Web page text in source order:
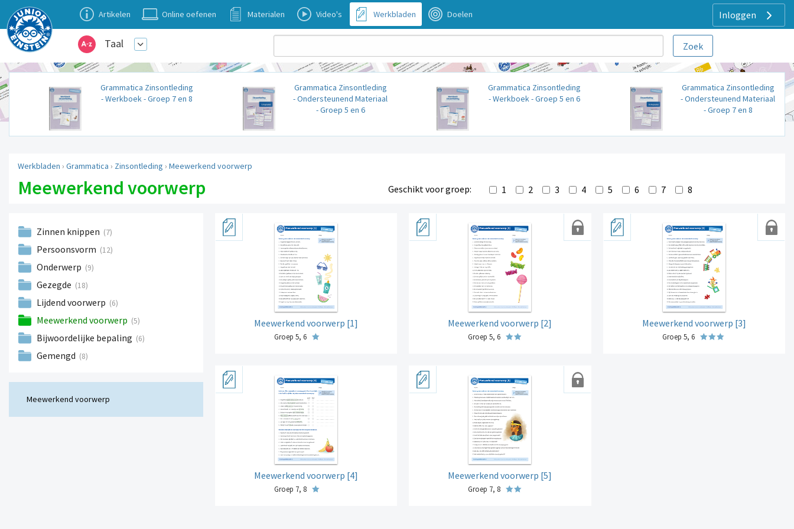
Inloggen
Artikelen Online oefenen Materialen Video's Werkbladen Doelen
Taal
Grammatica Zinsontleding
- Werkboek - Groep 7 en 8
Grammatica Zinsontleding
- Ondersteunend Materiaal
- Groep 5 en 6
Grammatica Zinsontleding
- Werkboek - Groep 5 en 6
Grammatica Zinsontleding
- Ondersteunend Materiaal
- Groep 7 en 8
Werkbladen › Grammatica › Zinsontleding › Meewerkend voorwerp
Meewerkend voorwerp Geschikt voor groep: 1 2 3 4 5 6 7 8
Zinnen knippen (7)
Persoonsvorm (12)
Onderwerp (9)
Gezegde (18)
Lijdend voorwerp (6)
Meewerkend voorwerp (5)
Bijwoordelijke bepaling (6)
Gemengd (8)
Meewerkend voorwerp
Meewerkend voorwerp [1]
Groep 5, 6
Meewerkend voorwerp [2]
Groep 5, 6
Meewerkend voorwerp [3]
Groep 5, 6
Meewerkend voorwerp [4]
Groep 7, 8
Meewerkend voorwerp [5]
Groep 7, 8